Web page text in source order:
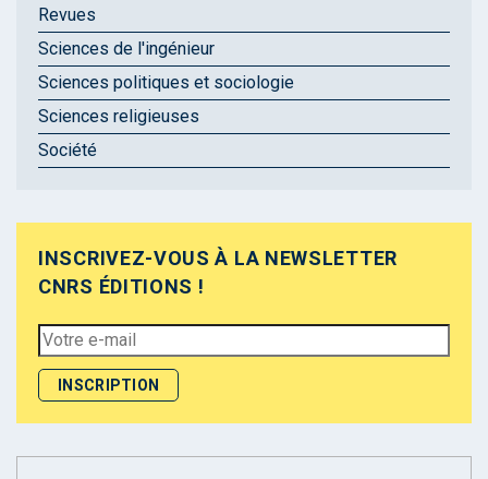
Revues
Sciences de l'ingénieur
Sciences politiques et sociologie
Sciences religieuses
Société
INSCRIVEZ-VOUS À LA NEWSLETTER
CNRS ÉDITIONS !